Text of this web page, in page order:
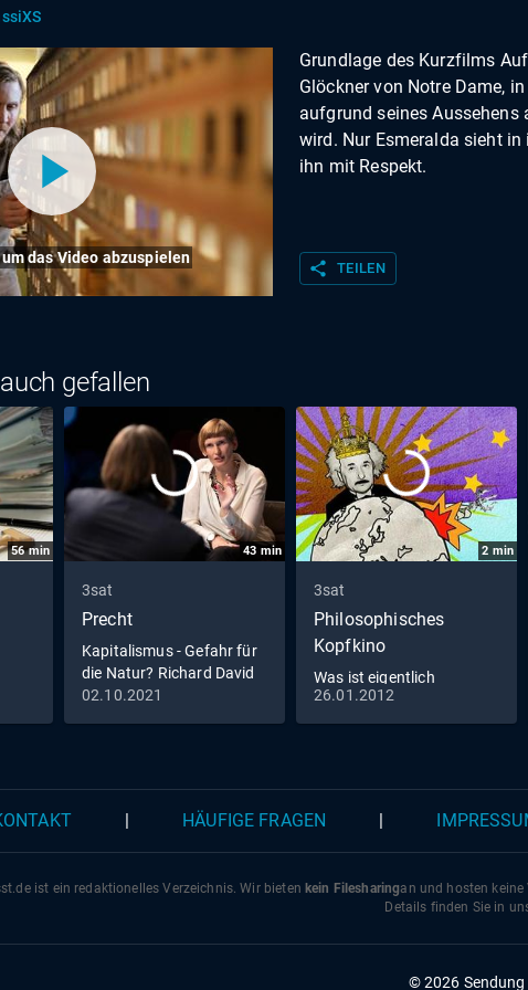
das Video abzuspielen
Grundlage des Kurzfilms
Glöckner von Notre Dame,
aufgrund seines Aussehens
wird. Nur Esmeralda sieht
ihn mit Respekt.
share TEILEN
gefallen
56min 43 min
3sat
Precht
Kapitalismus - Gefahr für
die Natur? Richard David
Precht im Gespräch mit
02.10.2021
2 min
3sat
Philosophisches
Kopfkino
Was ist eigentlich
Empirismus?
26.01.2012
HÄUFIGE FRAGEN
deist ein redaktionelles Verzeichnis. Wir bieten kein Filesharingan und hosten
Details finden Sie in
© 2026 Sendung